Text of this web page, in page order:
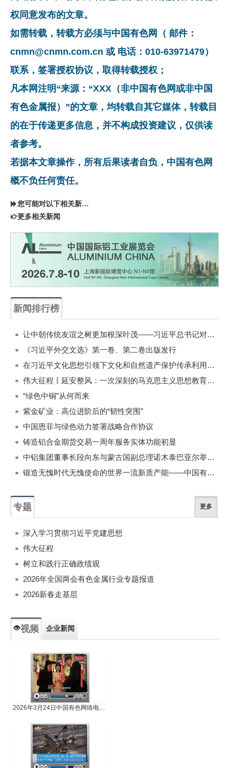
权同意发布的文章。
如需转载，转载方必须与中国有色网（ 邮件：
cnmn@cnmn.com.cn 或 电话：010-63971479）
联系，签署授权协议，取得转载授权；
凡本网注明“来源：“XXX（非中国有色网或非中国
有色金属报）”的文章，均转载自其它媒体，转载目
的在于传递更多信息，并不构成投资建议，仅供读
者参考。
若据本文章操作，所有后果读者自负，中国有色网
概不负任何责任。
您可能对以下相关新闻同样感兴趣
更多相关新闻
新闻排行榜
让中朝传统友谊之树更加根深叶茂——习近平总书记对朝鲜进行国事访问纪实
《习近平外交文选》第一卷、第二卷出版发行
在习近平文化思想引领下文化和自然遗产保护传承利用工作开创新局面
伟大征程丨延安整风：一次深刻的马克思主义思想教育运动
“绿色中铜”从何而来
紫金矿业：高位进阶后的“韧性突围”
中国恩菲与绿色动力签署战略合作协议
铸造铝合金期货交易一周年服务实体功能初显
中铝集团董事长段向东与蒙古国副总理诺木泰巴亚尔举行会谈
锻造无愧时代无愧使命的世界一流新质产能——中国有色金属工业的战略应对与破局之道（二）
专题 更多
深入学习贯彻习近平党建思想
伟大征程
树立和践行正确政绩观
2026年全国两会有色金属行业专题报道
2026新春走基层
视频 企业新闻
2026年3月24日中国有色网络电视新闻